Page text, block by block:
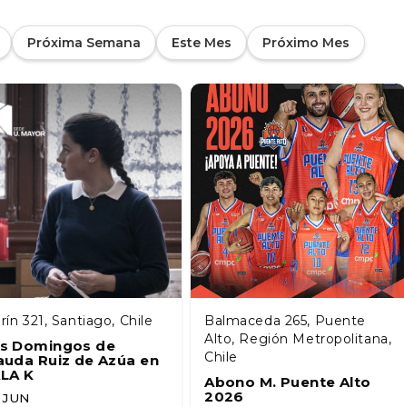
Próxima Semana Este Mes Próximo Mes
321, Santiago, Chile
Domingos de
Ruiz de Azúa en
K
Balmaceda 265, Puente
Alto, Región Metropolitana,
Chile
Abono M. Puente Alto
2026